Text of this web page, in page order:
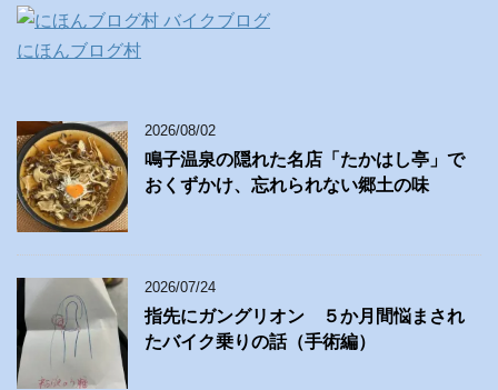
にほんブログ村
2026/08/02
鳴子温泉の隠れた名店「たかはし亭」で
おくずかけ、忘れられない郷土の味
2026/07/24
指先にガングリオン ５か月間悩まされ
たバイク乗りの話（手術編）